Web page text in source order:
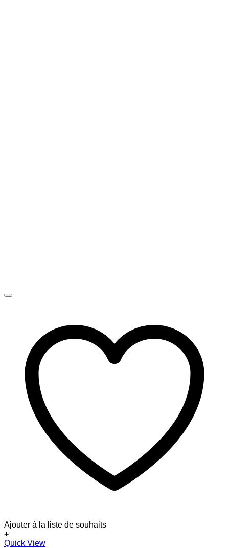
Ajouter à la liste de souhaits
+
Quick View